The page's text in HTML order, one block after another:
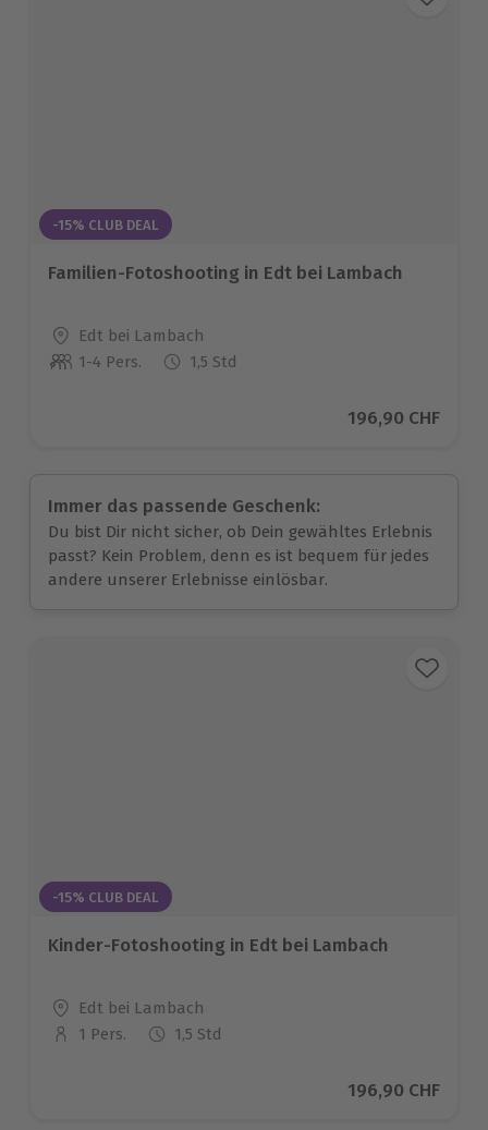
-15% CLUB DEAL
Familien-Fotoshooting in Edt bei Lambach
Standort
Edt bei Lambach
Anzahl der Teilnehmer
1-4 Pers. 1,5 Std
Aktueller Preis
196,90 CHF
Immer das passende Geschenk:
Du bist Dir nicht sicher, ob Dein gewähltes Erlebnis
passt? Kein Problem, denn es ist bequem für jedes
andere unserer Erlebnisse einlösbar.
-15% CLUB DEAL
Kinder-Fotoshooting in Edt bei Lambach
Standort
Edt bei Lambach
Anzahl der Teilnehmer
1 Pers. 1,5 Std
Aktueller Preis
196,90 CHF